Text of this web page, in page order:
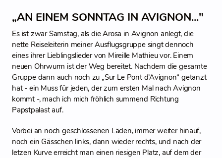
„AN EINEM SONNTAG IN AVIGNON..."
Es ist zwar Samstag, als die Arosa in Avignon anlegt, die
nette Reiseleiterin meiner Ausflugsgruppe singt dennoch
eines ihrer Lieblingslieder von Mireille Mathieu vor. Einem
neuen Ohrwurm ist der Weg bereitet. Nachdem die gesamte
Gruppe dann auch noch zu „Sur Le Pont d’Avignon“ getanzt
hat - ein Muss für jeden, der zum ersten Mal nach Avignon
kommt -, mach ich mich fröhlich summend Richtung
Papstpalast auf.
Vorbei an noch geschlossenen Läden, immer weiter hinauf,
noch ein Gässchen links, dann wieder rechts, und nach der
letzen Kurve erreicht man einen riesigen Platz, auf dem der